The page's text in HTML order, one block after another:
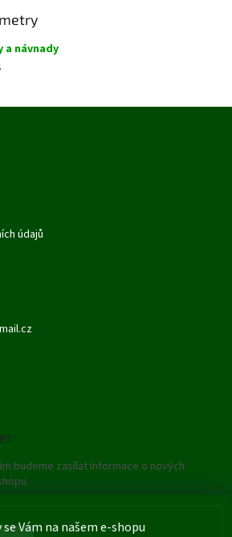
Vám na našem e-shopu
a návnady
údajů
budeme zasílat informace o nových